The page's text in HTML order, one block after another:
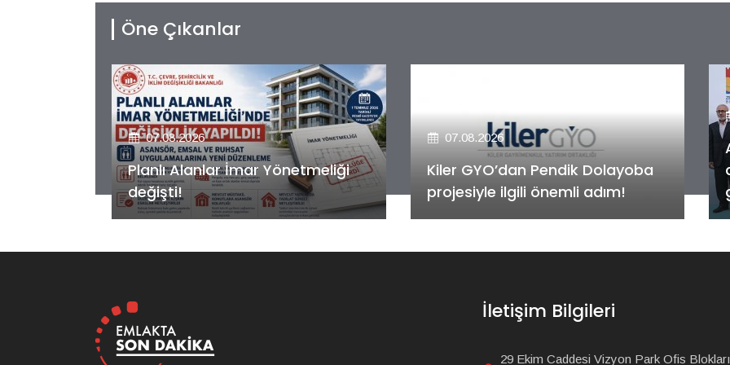
Öne Çıkanlar
07.08.2026
Kiler GYO’dan Pendik Dolayoba
projesiyle ilgili önemli adım!
07.08.2026
Alya Merkezefendi Konutları'nın
anahtar teslim töreni
gerçekleştirildi!
İletişim Bilgileri
29 Ekim Caddesi Vizyon Park Ofis